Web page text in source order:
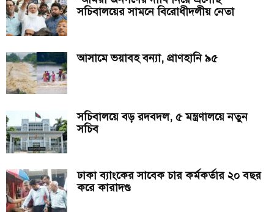
সচিবালয়ের সামনে বিরোধীদলীয় নেতা
আসামে ভয়াবহ বন্যা, প্রাণহানি ৯৫
সচিবালয়ে বড় রদবদল, ৫ মন্ত্রণালয়ে নতুন
সচিব
ঢাকা ব্যাংকের সাবেক চার কর্মকর্তার ২০ বছর
করে কারাদণ্ড